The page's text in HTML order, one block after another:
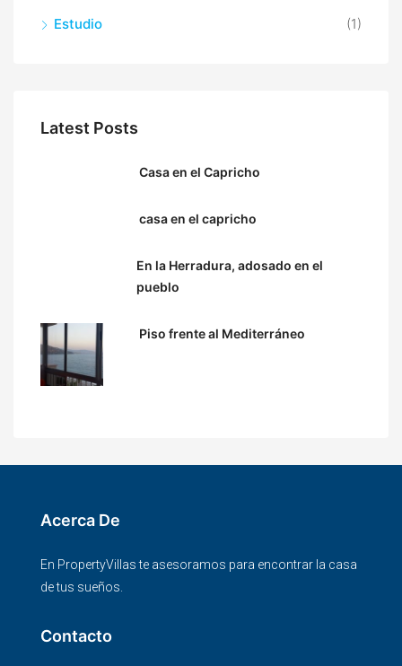
Estudio
(1)
Latest Posts
Casa en el Capricho
casa en el capricho
En la Herradura, adosado en el
pueblo
Piso frente al Mediterráneo
Acerca De
En PropertyVillas te asesoramos para encontrar la casa
de tus sueños.
Contacto